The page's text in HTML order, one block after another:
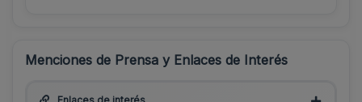
Menciones de Prensa y Enlaces de Interés